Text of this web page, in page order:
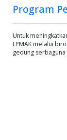
Program
Untuk
LPMAK melalui
gedung serbaguna